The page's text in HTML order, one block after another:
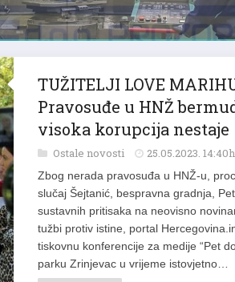
TUŽITELJI LOVE
Pravosuđe u HNŽ
visoka korupcija nestaje
Ostale novosti 25.05.2023. 14:40h
Zbog nerada pravosuđa u HNŽ-u,
slučaj Šejtanić, bespravna gradnja,
sustavnih pritisaka na neovisno
tužbi protiv istine, portal
tiskovnu konferencije za medije “Pet
parku Zrinjevac u vrijeme istovjetno…